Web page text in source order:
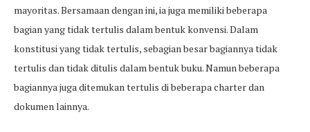
mayoritas. Bersamaan dengan ini, ia juga memiliki beberapa
bagian yang tidak tertulis dalam bentuk konvensi. Dalam
konstitusi yang tidak tertulis, sebagian besar bagiannya tidak
tertulis dan tidak ditulis dalam bentuk buku. Namun beberapa
bagiannya juga ditemukan tertulis di beberapa charter dan
dokumen lainnya.